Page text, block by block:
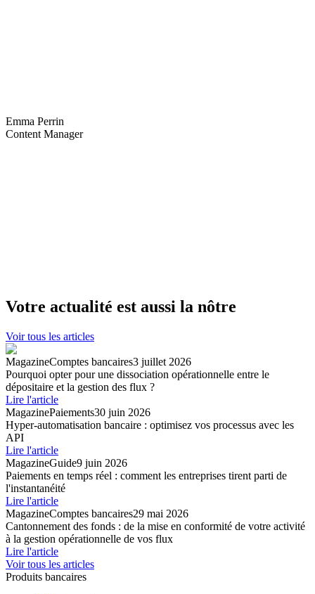
Emma Perrin
Content Manager
Votre actualité est aussi la nôtre
Voir tous les articles
MagazineComptes bancaires3 juillet 2026
Pourquoi opter pour une dissociation opérationnelle entre le
dépositaire et la gestion des flux ?
Lire l'article
MagazinePaiements30 juin 2026
Hyper-automatisation bancaire : optimisez vos processus avec les
API
Lire l'article
MagazineGuide9 juin 2026
Paiements en temps réel : comment les entreprises tirent parti de
l'instantanéité
Lire l'article
MagazineComptes bancaires29 mai 2026
Cantonnement des fonds : de la mise en conformité de votre activité
à la gestion opérationnelle de vos flux
Lire l'article
Voir tous les articles
Produits bancaires